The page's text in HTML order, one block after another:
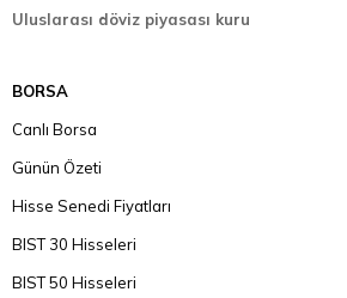
Uluslarası döviz piyasası kuru
BORSA
Canlı Borsa
Günün Özeti
Hisse Senedi Fiyatları
BIST 30 Hisseleri
BIST 50 Hisseleri